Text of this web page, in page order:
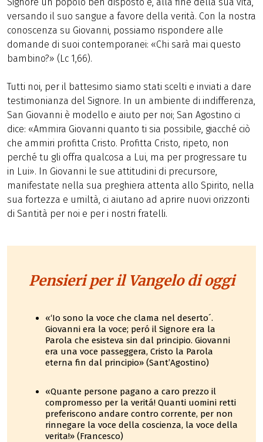
versando il suo sangue a favore della verità. Con la nostra
conoscenza su Giovanni, possiamo rispondere alle
domande di suoi contemporanei: «Chi sarà mai questo
bambino?» (Lc 1,66).
Tutti noi, per il battesimo siamo stati scelti e inviati a dare
testimonianza del Signore. In un ambiente di indifferenza,
San Giovanni è modello e aiuto per noi; San Agostino ci
dice: «Ammira Giovanni quanto ti sia possibile, giacché ciò
che ammiri profitta Cristo. Profitta Cristo, ripeto, non
perché tu gli offra qualcosa a Lui, ma per progressare tu
in Lui». In Giovanni le sue attitudini di precursore,
manifestate nella sua preghiera attenta allo Spirito, nella
sua fortezza e umiltà, ci aiutano ad aprire nuovi orizzonti
di Santità per noi e per i nostri fratelli.
Pensieri per il Vangelo di oggi
«‘Io sono la voce che clama nel deserto´.
Giovanni era la voce; peró il Signore era la
Parola che esisteva sin dal principio. Giovanni
era una voce passeggera, Cristo la Parola
eterna fin dal principio» (Sant’Agostino)
«Quante persone pagano a caro prezzo il
compromesso per la veritá! Quanti uomini retti
preferiscono andare contro corrente, per non
rinnegare la voce della coscienza, la voce della
verita!» (Francesco)